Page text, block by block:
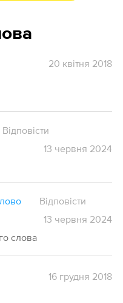
20 квітня 2018
Відповісти
13 червня 2024
Відповісти
13 червня 2024
слова
16 грудня 2018